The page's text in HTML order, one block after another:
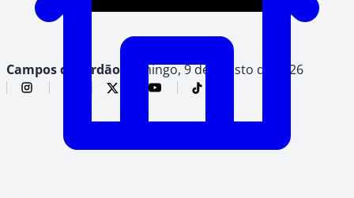
Campos do Jordão, domingo, 9 de agosto de 2026